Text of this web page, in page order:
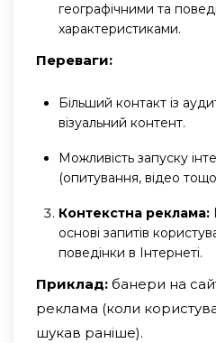
географічними та
характеристиками.
Переваги:
Більший контакт із
візуальний контент.
Можливість запуску
(опитування, відео
Контекстна реклама:
основі запитів
поведінки в Інтернеті.
Приклад: банери на
реклама (коли
шукав раніше).